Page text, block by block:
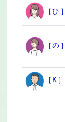
［ひ］
［の］
［K］